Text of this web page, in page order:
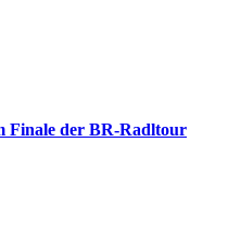
Finale der BR-Radltour